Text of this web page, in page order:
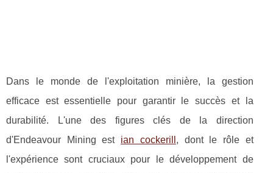
Dans le monde de l'exploitation minière, la gestion
efficace est essentielle pour garantir le succès et la
durabilité. L'une des figures clés de la direction
d'Endeavour Mining est ian cockerill , dont le rôle et
l'expérience sont cruciaux pour le développement de